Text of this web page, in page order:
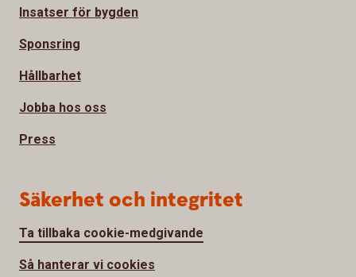
Insatser för bygden
Sponsring
Hållbarhet
Jobba hos oss
Press
Säkerhet och integritet
Ta tillbaka cookie-medgivande
Så hanterar vi cookies